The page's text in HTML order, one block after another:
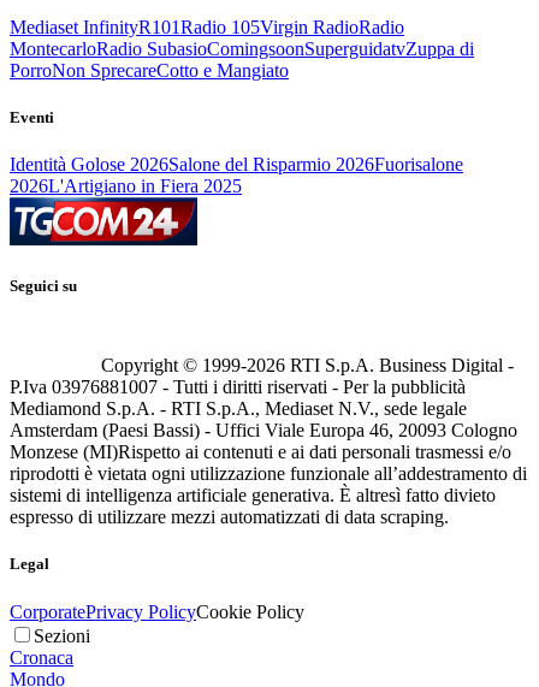
Mediaset InfinityR101Radio 105Virgin RadioRadio
MontecarloRadio SubasioComingsoonSuperguidatvZuppa di
PorroNon SprecareCotto e Mangiato
Eventi
Identità Golose 2026Salone del Risparmio 2026Fuorisalone
2026L'Artigiano in Fiera 2025
Seguici su
Copyright © 1999-2026 RTI S.p.A. Business Digital -
P.Iva 03976881007 - Tutti i diritti riservati - Per la pubblicità
Mediamond S.p.A. - RTI S.p.A., Mediaset N.V., sede legale
Amsterdam (Paesi Bassi) - Uffici Viale Europa 46, 20093 Cologno
Monzese (MI)Rispetto ai contenuti e ai dati personali trasmessi e/o
riprodotti è vietata ogni utilizzazione funzionale all’addestramento di
sistemi di intelligenza artificiale generativa. È altresì fatto divieto
espresso di utilizzare mezzi automatizzati di data scraping.
Legal
CorporatePrivacy PolicyCookie Policy
Sezioni
Cronaca
Mondo